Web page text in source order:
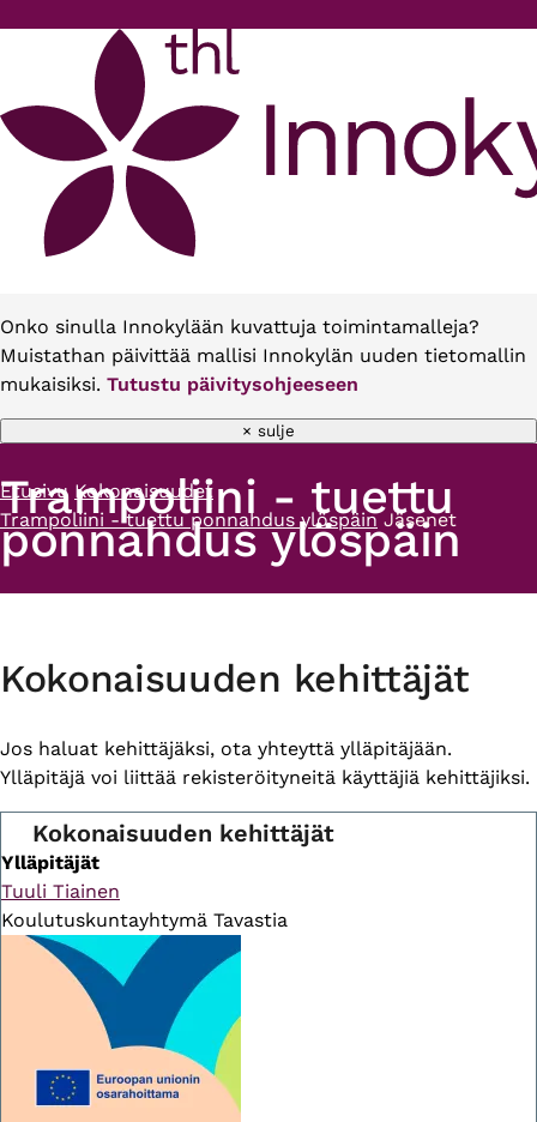
Onko sinulla Innokylään kuvattuja toimintamalleja?
Muistathan päivittää mallisi Innokylän uuden tietomallin
mukaisiksi. Tutustu päivitysohjeeseen
× sulje
Murupolku
Etusivu Kokonaisuudet
Trampoliini - tuettu ponnahdus ylöspäin Jäsenet
Trampoliini - tuettu
ponnahdus ylöspäin
tabs
Kokonaisuuden kehittäjät
Jos haluat kehittäjäksi, ota yhteyttä ylläpitäjään.
Ylläpitäjä voi liittää rekisteröityneitä käyttäjiä kehittäjiksi.
Kokonaisuuden kehittäjät
Ylläpitäjät
Tuuli Tiainen
Koulutuskuntayhtymä Tavastia